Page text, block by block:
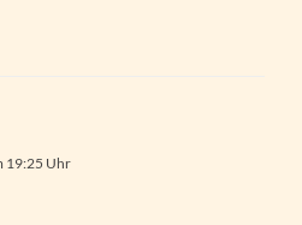
19:25 Uhr